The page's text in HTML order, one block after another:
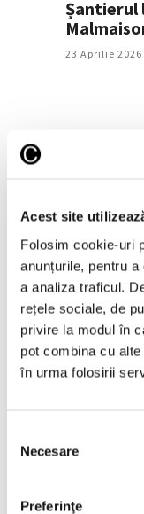
Acest site
Folosim cookie-uri
anunțurile, pentru
a analiza traficul.
rețele sociale, de
privire la modul în
pot combina cu
în urma folosirii
consimțământului
Necesare
Preferinţe
Șantierul
23 Aprilie 2026